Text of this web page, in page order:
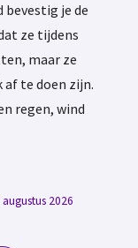
je de
ze tijdens
maar ze
af te doen zijn.
regen, wind
2026